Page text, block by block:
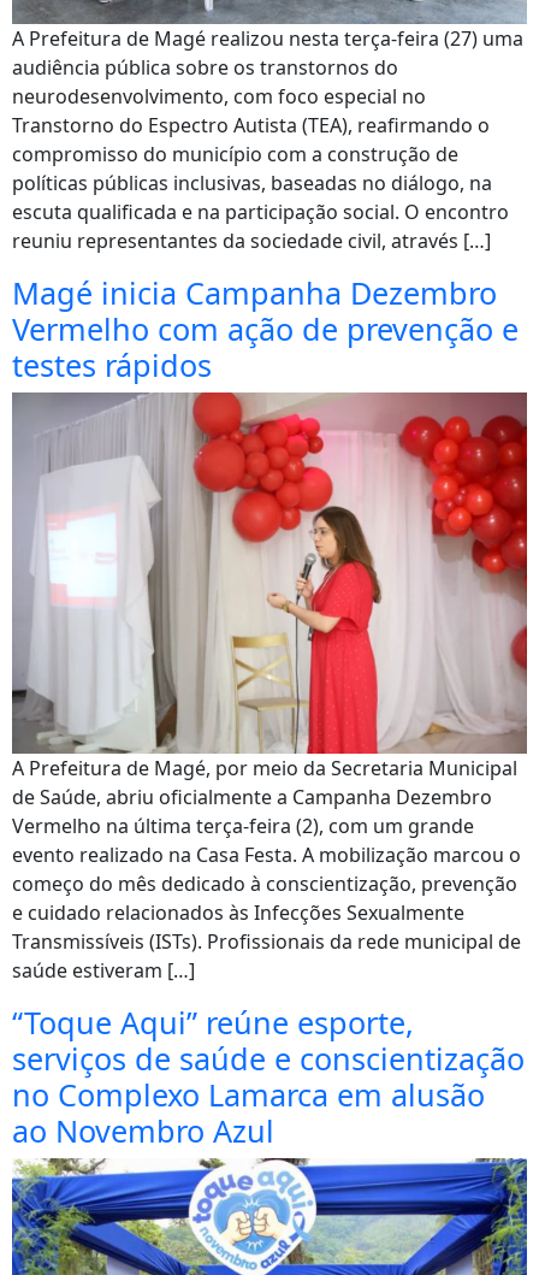
A Prefeitura de Magé realizou nesta terça-feira (27) uma
audiência pública sobre os transtornos do
neurodesenvolvimento, com foco especial no
Transtorno do Espectro Autista (TEA), reafirmando o
compromisso do município com a construção de
políticas públicas inclusivas, baseadas no diálogo, na
escuta qualificada e na participação social. O encontro
reuniu representantes da sociedade civil, através […]
Magé inicia Campanha Dezembro
Vermelho com ação de prevenção e
testes rápidos
A Prefeitura de Magé, por meio da Secretaria Municipal
de Saúde, abriu oficialmente a Campanha Dezembro
Vermelho na última terça-feira (2), com um grande
evento realizado na Casa Festa. A mobilização marcou o
começo do mês dedicado à conscientização, prevenção
e cuidado relacionados às Infecções Sexualmente
Transmissíveis (ISTs). Profissionais da rede municipal de
saúde estiveram […]
“Toque Aqui” reúne esporte,
serviços de saúde e conscientização
no Complexo Lamarca em alusão
ao Novembro Azul